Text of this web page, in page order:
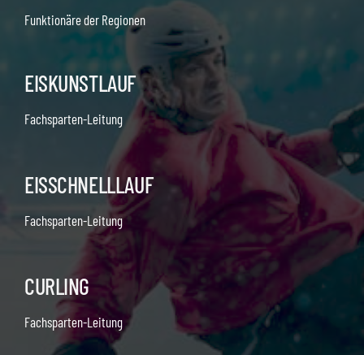
Funktionäre der Regionen
EISKUNSTLAUF
Fachsparten-Leitung
EISSCHNELLLAUF
Fachsparten-Leitung
CURLING
Fachsparten-Leitung